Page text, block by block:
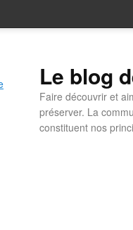
Le blog
Faire découvrir et
préserver. La
constituent nos